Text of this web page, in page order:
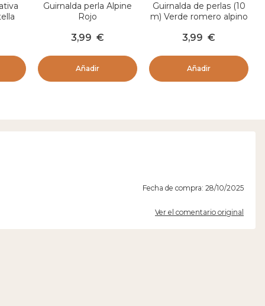
Guirnalda perla Alpine
Rojo
3,99 €
Añadir
Guirnalda de perlas (10
m) Verde romero alpino
3,99 €
Añadir
Fecha de compra: 28/10/2025
Ver el comentario original